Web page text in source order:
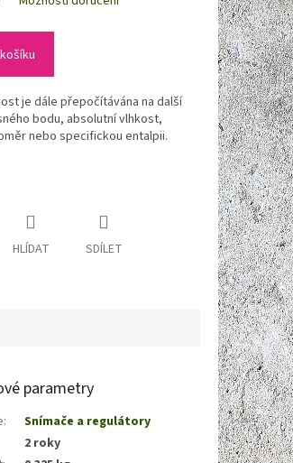
je dále přepočítávána na další
bodu, absolutní vlhkost,
nebo specifickou entalpii.
HLÍDAT SDÍLET
parametry
:
Snímače a regulátory
2 roky